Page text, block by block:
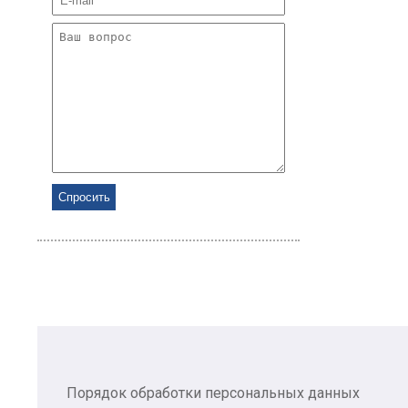
Порядок обработки персональных данных